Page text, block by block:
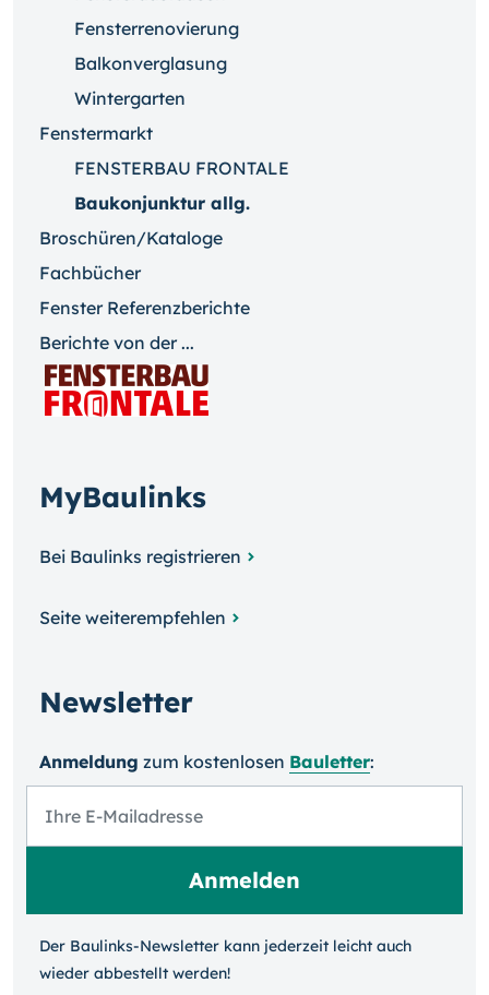
Fensterrenovierung
Balkonverglasung
Wintergarten
Fenstermarkt
FENSTERBAU FRONTALE
Baukonjunktur allg.
Broschüren/Kataloge
Fachbücher
Fenster Referenzberichte
Berichte von der ...
MyBaulinks
Bei Baulinks registrieren
Seite weiterempfehlen
Newsletter
Anmeldung zum kosten­losen Bauletter:
Der Baulinks-Newsletter kann jeder­zeit leicht auch
wieder ab­bestellt werden!